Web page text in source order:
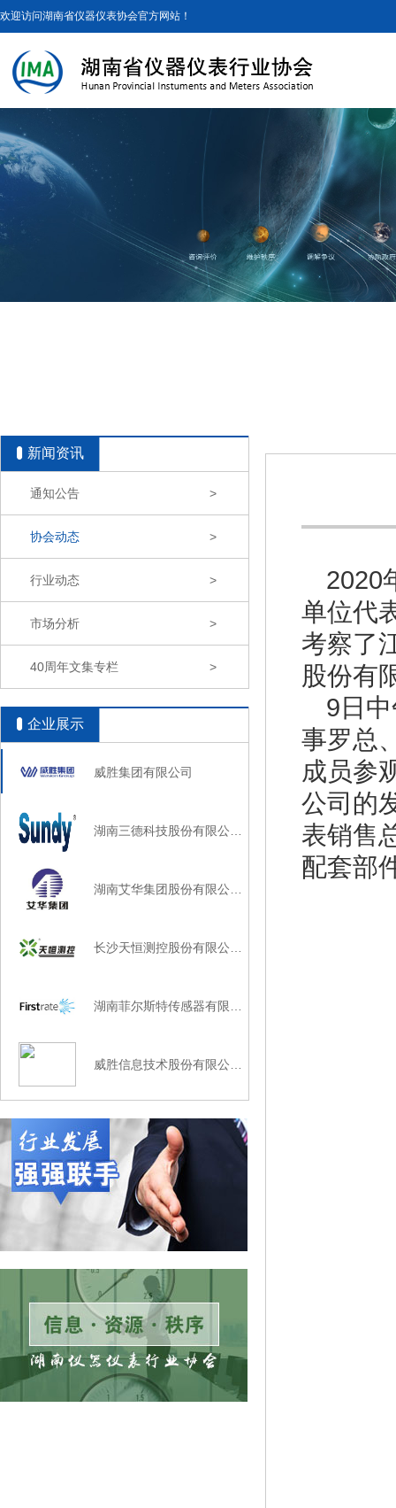
欢迎访问湖南省仪器仪表协会官方网站！
新闻资讯
通知公告 >
协会动态 >
行业动态 >
市场分析 >
40周年文集专栏 >
企业展示
威胜集团有限公司
湖南三德科技股份有限公…
湖南艾华集团股份有限公…
长沙天恒测控股份有限公…
湖南菲尔斯特传感器有限…
威胜信息技术股份有限公…
2020
单位代
考察了
股份有
9日
事罗总
成员参
公司的
表销售
配套部